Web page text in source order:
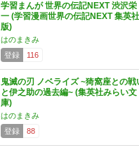
学習まんが 世界の伝記NEXT 渋沢栄
一 (学習漫画世界の伝記NEXT 集英社
版)
はのまきみ
登録
116
鬼滅の刃 ノベライズ ~猗窩座との戦
と伊之助の過去編~ (集英社みらい文
庫)
はのまきみ
登録
88